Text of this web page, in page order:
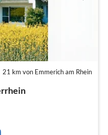
21 km von Emmerich am Rhein